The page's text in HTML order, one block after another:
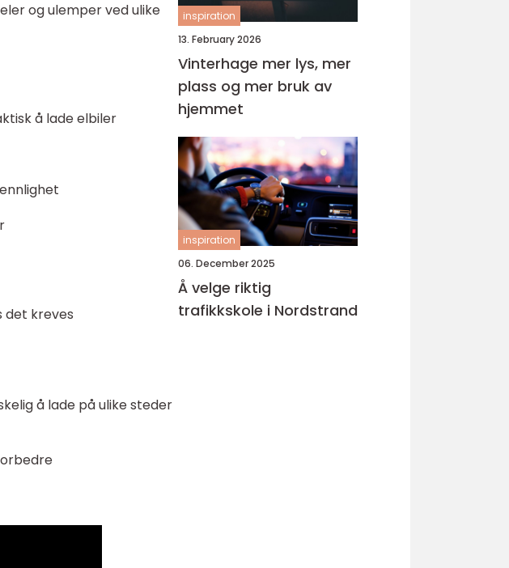
og ulemper ved ulike
å lade elbiler
det kreves
å lade på ulike steder
inspiration
13. February 2026
Vinterhage mer lys, mer
plass og mer bruk av
hjemmet
inspiration
06. December 2025
Å velge riktig
trafikkskole i Nordstrand